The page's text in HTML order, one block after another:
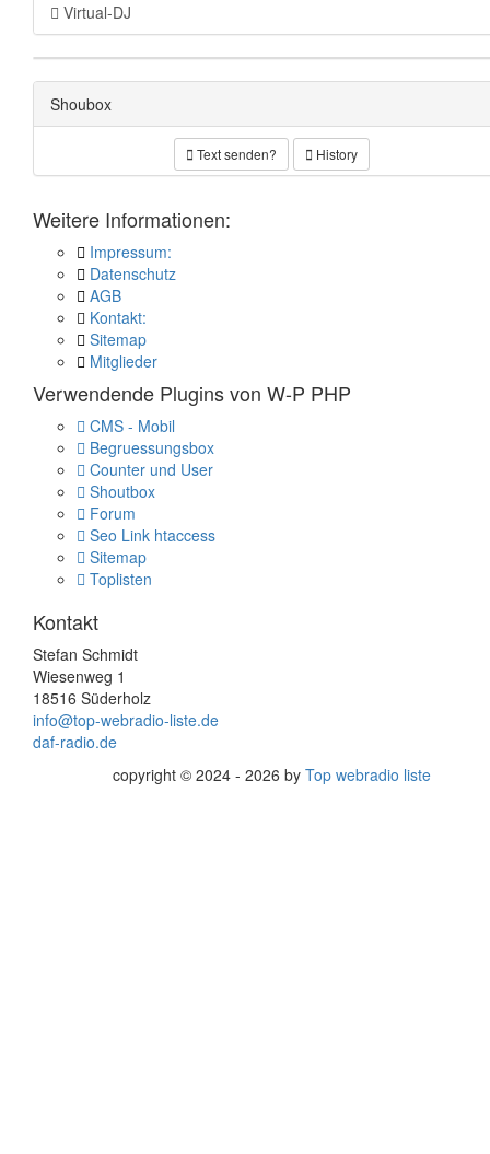
Virtual-DJ
Shoubox
Text senden? History
Weitere Informationen:
Impressum:
Datenschutz
AGB
Kontakt:
Sitemap
Mitglieder
Verwendende Plugins von W-P PHP
CMS - Mobil
Begruessungsbox
Counter und User
Shoutbox
Forum
Seo Link htaccess
Sitemap
Toplisten
Kontakt
Stefan Schmidt
Wiesenweg 1
18516 Süderholz
info@top-webradio-liste.de
daf-radio.de
copyright © 2024 - 2026 by Top webradio liste